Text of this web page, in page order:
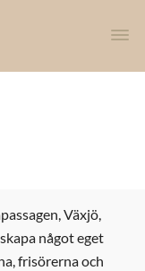
Växjö,
något eget
frisörerna och